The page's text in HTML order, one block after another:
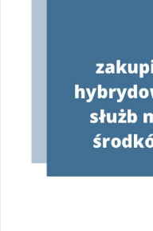
W związku z
wsparcie w